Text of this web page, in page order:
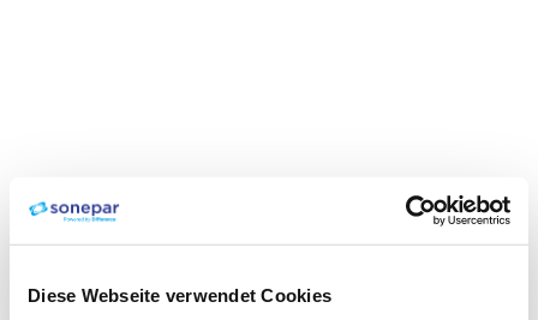
Diese Webseite verwendet Cookies